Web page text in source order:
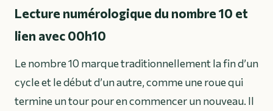
Lecture numérologique du nombre 10 et
lien avec 00h10
Le nombre 10 marque traditionnellement la fin d’un
cycle et le début d’un autre, comme une roue qui
termine un tour pour en commencer un nouveau. Il